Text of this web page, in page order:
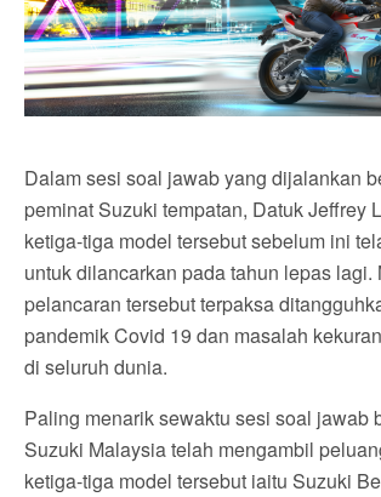
Dalam sesi soal jawab yang dijalankan
peminat Suzuki tempatan, Datuk Jeffrey
ketiga-tiga model tersebut sebelum ini
untuk dilancarkan pada tahun lepas lagi.
pelancaran tersebut terpaksa
pandemik Covid 19 dan masalah
di seluruh dunia.
Paling menarik sewaktu sesi soal jawab
Suzuki Malaysia telah mengambil
ketiga-tiga model tersebut iaitu Suzuki